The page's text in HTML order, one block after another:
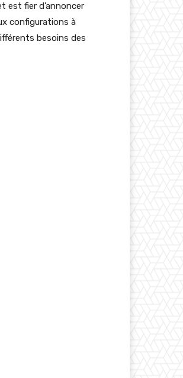
est fier d’annoncer
configurations à
besoins des